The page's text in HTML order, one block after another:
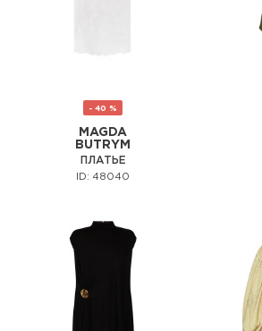
- 40 %
MAGDA
BUTRYM
ПЛАТЬЕ
ID: 48040